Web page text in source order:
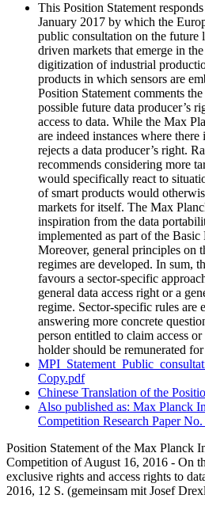
This Position Statement
January 2017 by which the
public consultation on the future
driven markets that emerge in
digitization of industrial
products in which sensors are
Position Statement comments
possible future data producer’s
access to data. While the Max
are indeed instances where
rejects a data producer’s right.
recommends considering more
would specifically react to
of smart products would
markets for itself. The Max
inspiration from the data
implemented as part of the
Moreover, general principles on
regimes are developed. In sum,
favours a sector-specific
general data access right or a
regime. Sector-specific rules are
answering more concrete
person entitled to claim access
holder should be remunerated
Copy.pdf
Chinese Translation of the
Also published as: Max Planck
Competition Research Paper
Position Statement of the Max Planck
Competition of August 16, 2016 - On
exclusive rights and access rights to
2016, 12 S. (gemeinsam mit Josef